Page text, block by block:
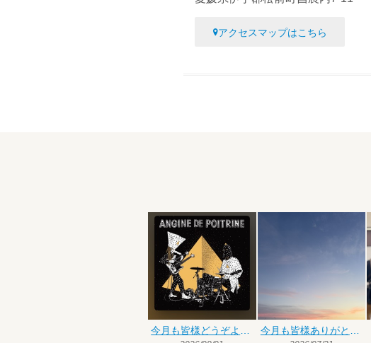
アクセスマップはこちら
今月も皆様どうぞよろしくお願いいたします 今月も皆様ありがとうございました